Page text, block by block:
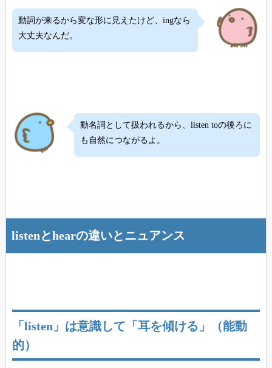
動詞が来るから変な形に見えたけど、ingなら
大丈夫なんだ。
動名詞として扱われるから、listen toの後ろに
も自然につながるよ。
listenとhearの違いとニュアンス
「listen」は意識して「耳を傾ける」（能動
的）